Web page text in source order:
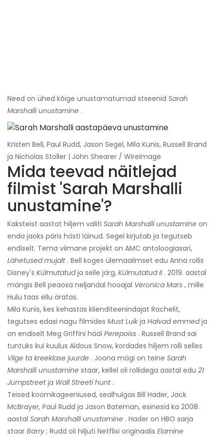
Need on ühed kõige unustamatumad stseenid Sarah
Marshalli unustamine .
Kristen Bell, Paul Rudd, Jason Segel, Mila Kunis, Russell Brand
ja Nicholas Stoller | John Shearer / WireImage
Mida teevad näitlejad
filmist 'Sarah Marshalli
unustamine'?
Kaksteist aastat hiljem valiti Sarah Marshalli unustamine on
enda jaoks päris hästi läinud. Segel kirjutab ja tegutseb
endiselt. Tema viimane projekt on AMC antoloogiasari,
Lähetused mujalt. Bell koges ülemaailmset edu Anna rollis
Disney's Külmutatudja selle järg, Külmutatud II. 2019. aastal
mängis Bell peaosa neljandal hooajal Veronica Mars , mille
Hulu taas ellu äratas.
Mila Kunis, kes kehastas klienditeenindajat Rachelit,
tegutses edasi nagu filmides Must Luikja Halvad emmedja
on endiselt Meg Griffini hääl Perepoiss . Russell Brand sai
tuntuks kui kuulus Aldous Snow, kordades hiljem rolli selles
Viige ta kreeklase juurde . Joona mägi on teine Sarah
Marshalli unustamine staar, kellel oli rollidega aastal edu 21
Jumpstreetja Wall Streeti hunt.
Teised koomikageeniused, sealhulgas Bill Hader, Jack
McBrayer, Paul Rudd ja Jason Bateman, esinesid ka 2008.
aastal Sarah Marshalli unustamine . Hader on HBO sarja
staar Barry ; Rudd oli hiljuti Netflixi originaalis Elamine